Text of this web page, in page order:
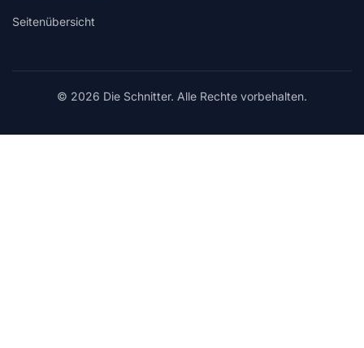
Seitenübersicht
© 2026 Die Schnitter. Alle Rechte vorbehalten.